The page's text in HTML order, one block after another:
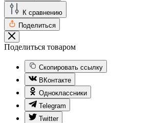
К сравнению
Поделиться
Поделиться товаром
Скопировать ссылку
ВКонтакте
Одноклассники
Telegram
Twitter